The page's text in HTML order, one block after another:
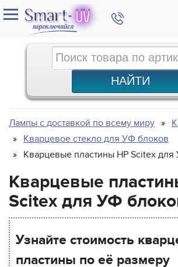
Лампы с доставкой по всему миру
Кварцевое стекло для УФ блоков
Кварцевые пластины HP Scitex
Кварцевые
Scitex для УФ
Узнайте стоимость
пластины по её размеру